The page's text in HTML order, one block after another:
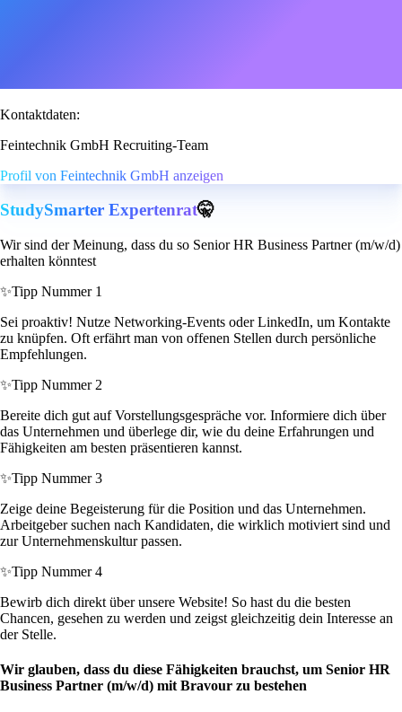
Kontaktdaten:
Feintechnik GmbH Recruiting-Team
Profil von Feintechnik GmbH anzeigen
StudySmarter Expertenrat🤫
Wir sind der Meinung, dass du so Senior HR Business Partner (m/w/d)
erhalten könntest
✨Tipp Nummer 1
Sei proaktiv! Nutze Networking-Events oder LinkedIn, um Kontakte
zu knüpfen. Oft erfährt man von offenen Stellen durch persönliche
Empfehlungen.
✨Tipp Nummer 2
Bereite dich gut auf Vorstellungsgespräche vor. Informiere dich über
das Unternehmen und überlege dir, wie du deine Erfahrungen und
Fähigkeiten am besten präsentieren kannst.
✨Tipp Nummer 3
Zeige deine Begeisterung für die Position und das Unternehmen.
Arbeitgeber suchen nach Kandidaten, die wirklich motiviert sind und
zur Unternehmenskultur passen.
✨Tipp Nummer 4
Bewirb dich direkt über unsere Website! So hast du die besten
Chancen, gesehen zu werden und zeigst gleichzeitig dein Interesse an
der Stelle.
Wir glauben, dass du diese Fähigkeiten brauchst, um Senior HR
Business Partner (m/w/d) mit Bravour zu bestehen